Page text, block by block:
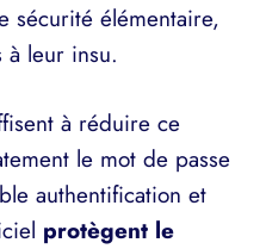
sécurité élémentaire,
à leur insu.
à réduire ce
le mot de passe
authentification et
protègent le